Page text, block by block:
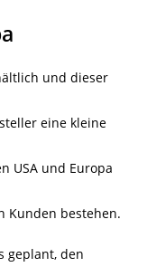
und dieser
eine kleine
USA und Europa
Kunden bestehen.
geplant, den